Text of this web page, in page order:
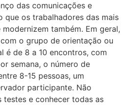
das comunicações e
que os trabalhadores das mais
também. Em geral,
o grupo de orientação ou
é de 8 a 10 encontros, com
semana, o número de
8-15 pessoas, um
participante. Não
e conhecer todas as